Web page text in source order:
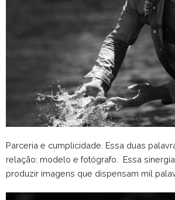
Parceria e cumplicidade. Essa duas
relação: modelo e fotógrafo. Essa
produzir imagens que dispensam mil